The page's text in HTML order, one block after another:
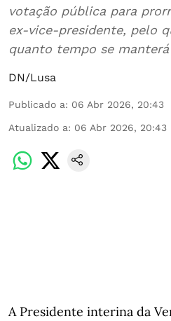
votação pública para
ex-vice-presidente, pelo
quanto tempo se
DN/Lusa
Publicado a: 06 Abr 2026, 20:43
Atualizado a: 06 Abr 2026, 20:43
A Presidente interina da